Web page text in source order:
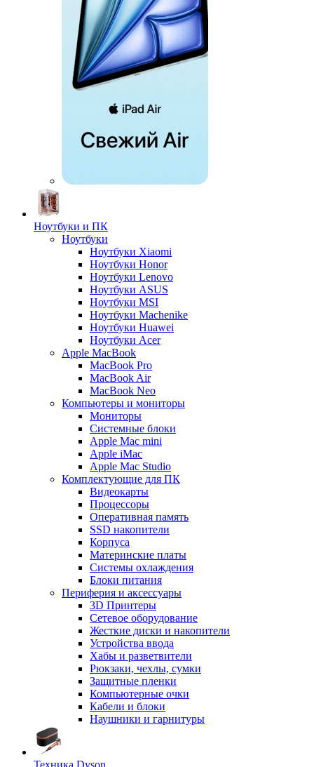
Ноутбуки и ПК
Ноутбуки
Ноутбуки Xiaomi
Ноутбуки Honor
Ноутбуки Lenovo
Ноутбуки ASUS
Ноутбуки MSI
Ноутбуки Machenike
Ноутбуки Huawei
Ноутбуки Acer
Apple MacBook
MacBook Pro
MacBook Air
MacBook Neo
Компьютеры и мониторы
Мониторы
Системные блоки
Apple Mac mini
Apple iMac
Apple Mac Studio
Комплектующие для ПК
Видеокарты
Процессоры
Оперативная память
SSD накопители
Корпуса
Материнские платы
Системы охлаждения
Блоки питания
Периферия и аксессуары
3D Принтеры
Сетевое оборудование
Жесткие диски и накопители
Устройства ввода
Хабы и разветвители
Рюкзаки, чехлы, сумки
Защитные пленки
Компьютерные очки
Кабели и блоки
Наушники и гарнитуры
Техника Dyson